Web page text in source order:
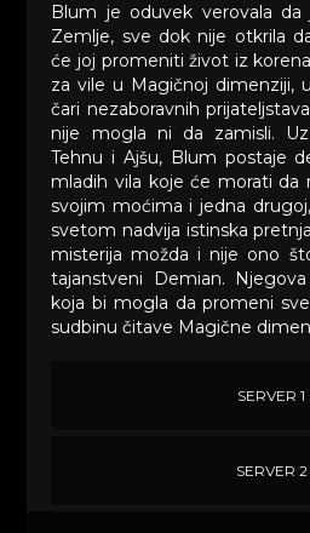
Blum je oduvek verovala da
Zemlje, sve dok nije otkrila
će joj promeniti život iz
za vile u Magičnoj dimenziji,
čari nezaboravnih
nije mogla ni da zamisli.
Tehnu i Ajšu, Blum postaje
mladih vila koje će morati da
svojim moćima i jedna
svetom nadvija istinska
misterija možda i nije ono
tajanstveni Demian.
koja bi mogla da promeni
sudbinu čitave Magične
SERVER 1
SERVER 2